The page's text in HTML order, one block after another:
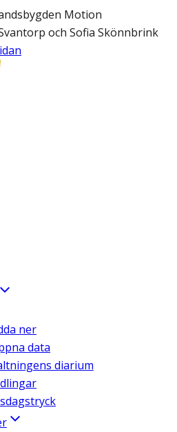
Motion
och Sofia Skönnbrink
ner
data
diarium